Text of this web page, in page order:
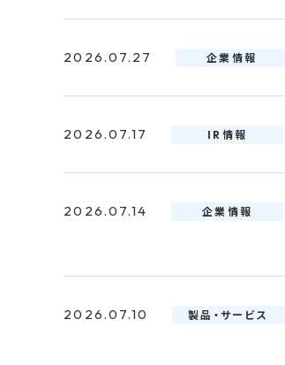
2026.07.27 企業情報
2026.07.17 IR情報
2026.07.14 企業情報
2026.07.10 製品・サービス